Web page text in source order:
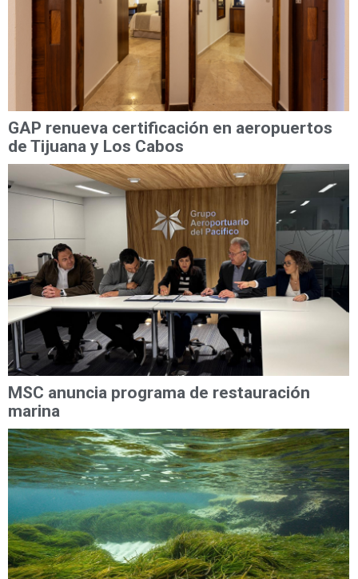
GAP renueva certificación en aeropuertos
de Tijuana y Los Cabos
MSC anuncia programa de restauración
marina